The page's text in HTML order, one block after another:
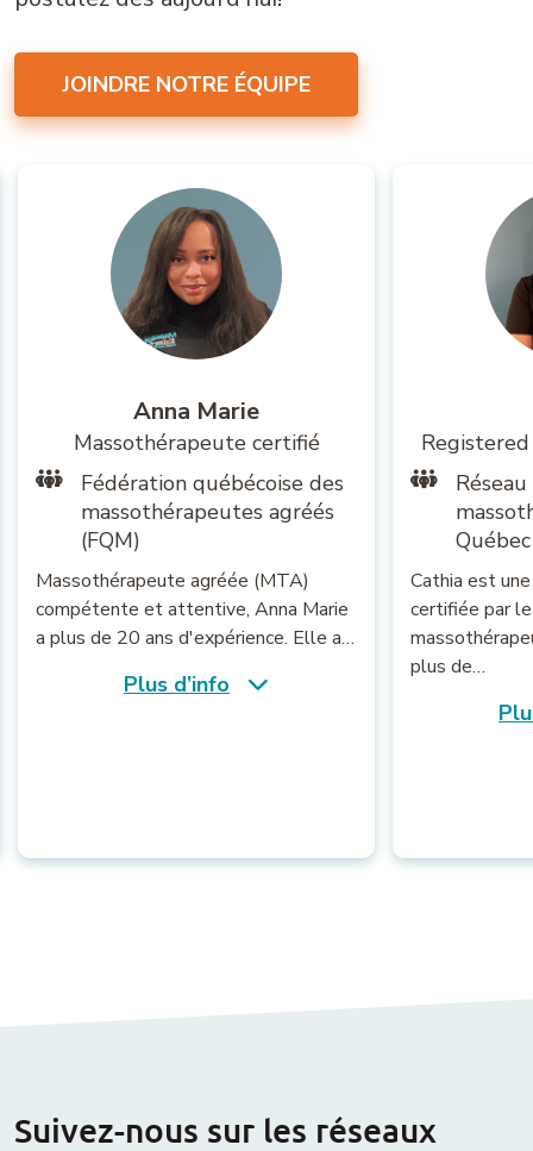
JOINDRE NOTRE ÉQUIPE
Anna Marie
Massothérapeute certifié
Fédération québécoise des
massothérapeutes agréés
(FQM)
Massothérapeute agréée (MTA)
compétente et attentive, Anna Marie
a plus de 20 ans d'expérience. Elle a…
Plus d’info
Québec
Cathia est
certifiée par
plus de…
Suivez-nous sur les réseaux